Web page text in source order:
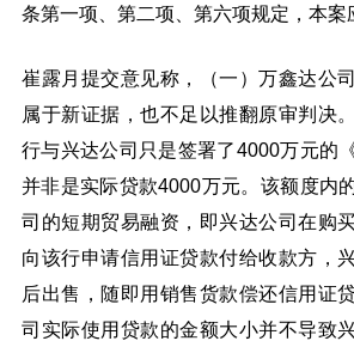
条第一项、第二项、第六项规定，本案
崔露月提交意见称，（一）万鑫达公
属于新证据，也不足以推翻原审判决
行与兴达公司只是签署了4000万元的
并非是实际贷款4000万元。该额度内
司的短期贸易融资，即兴达公司在购
向该行申请信用证贷款付给收款方，
后出售，随即用销售货款偿还信用证
司实际使用贷款的金额大小并不导致